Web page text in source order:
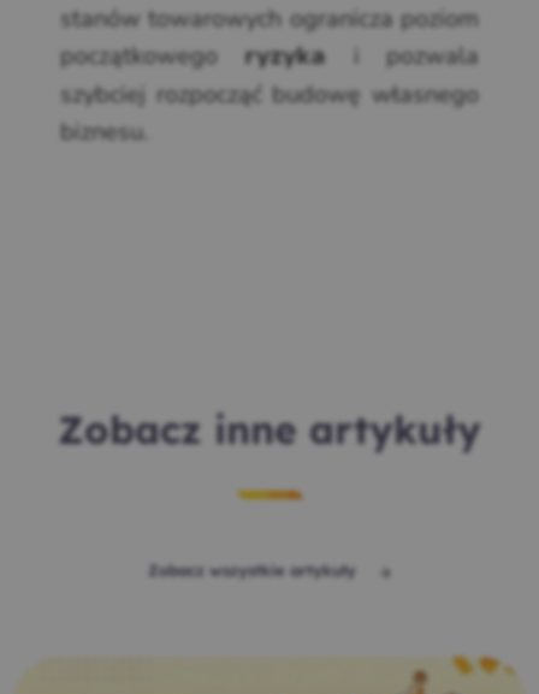
stanów towarowych ogranicza poziom
początkowegoryzyka
i pozwala
szybciej rozpocząć budowę własnego
biznesu.
Zobacz inne artykuły
Zobacz wszystkie artykuły